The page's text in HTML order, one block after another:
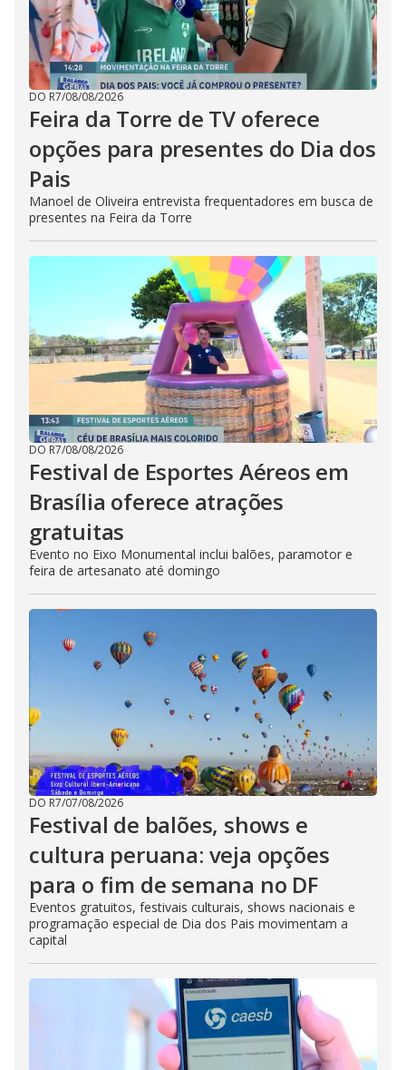
DO R7/08/08/2026
Feira da Torre de TV oferece
opções para presentes do Dia dos
Pais
Manoel de Oliveira entrevista frequentadores em busca de
presentes na Feira da Torre
DO R7/08/08/2026
Festival de Esportes Aéreos em
Brasília oferece atrações
gratuitas
Evento no Eixo Monumental inclui balões, paramotor e
feira de artesanato até domingo
DO R7/07/08/2026
Festival de balões, shows e
cultura peruana: veja opções
para o fim de semana no DF
Eventos gratuitos, festivais culturais, shows nacionais e
programação especial de Dia dos Pais movimentam a
capital